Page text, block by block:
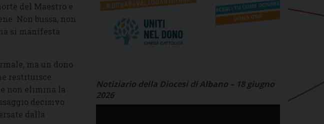
del Maestro e
Non bussa, non
si manifesta
ma un dono
restituisce
non elimina la
decisivo
dalla
Notiziario della Diocesi di Albano – 18 giugno
2026